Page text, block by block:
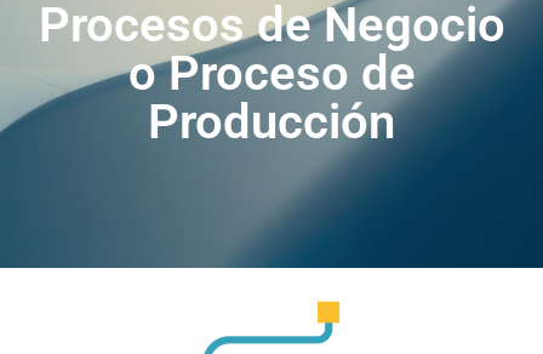
Procesos de Negocio
o Proceso de
Producción